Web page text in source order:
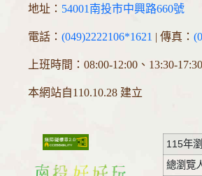
地址： 54001南投市中興路660號
電話： (049)2222106*1621 | 傳真：
上班時間：08:00-12:00、13:30-
本網站自110.10.28 建立
115年
總瀏覽